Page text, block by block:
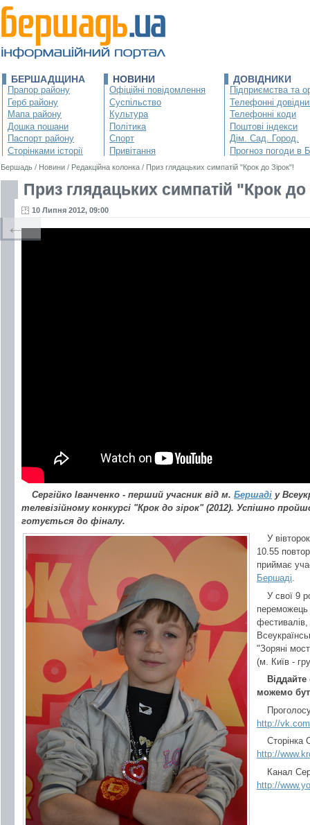
БЕРШАДЩИНА
Прапор району
Герб району
Мапа району
Дошка пошани
Паспорт району
Сторінками історії
НОВИНИ
Офіційні повідомлення
Суспільство
Культура
Політика
Спорт
Привітання
ДОВІДНИКИ
Підприємства та
Телефонні
Телефонні коди
Поштові індекси
Дім. Сад. Город.
Прогноз погоди в
Бершадь / Новини / Редакційна колонка / Приз глядацьких симпатій "Крок до Зірок"!
Приз глядацьких симпатій "Крок до
10 Липня 2012, 09:00
Сергійко Іванченко - перший учасник від м. Бершаді у
телевізійному конкурсі "Крок до зірок" (2012). Успішно
готується до фіналу.
У
10.55
приймає
Бершаді.
У свої 9
переможець
фестивалів,
"Зоряні
(м. Київ -
можемо
http://
Сторінка
http://
Канал
http://
←